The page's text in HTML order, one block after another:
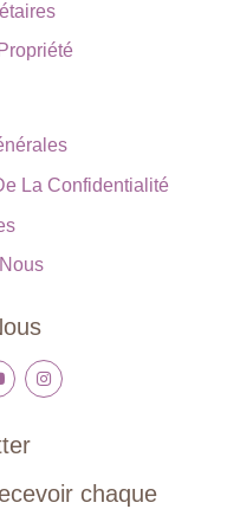
La Confidentialité
chaque